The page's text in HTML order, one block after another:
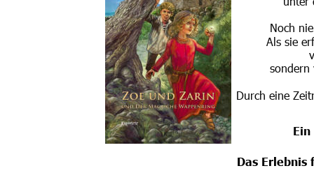
Noch
Als sie
sondern
Durch eine
Das Erlebnis